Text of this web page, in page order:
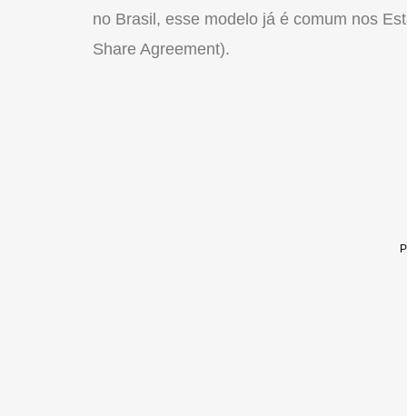
no Brasil, esse modelo já é comum nos
Share Agreement).